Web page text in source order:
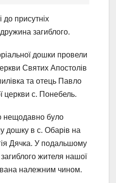
до присутніх
загиблого.
дошки провели
Святих Апостолів
та отець Павло
церкви с. Понебель.
нещодавно було
дошку в с. Обарів на
Дячка. У подальшому
жителя нашої
належним чином.